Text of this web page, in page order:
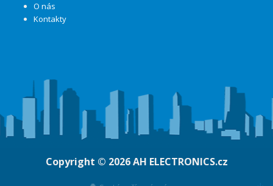
O nás
Kontakty
Copyright © 2026AH ELECTRONICS.cz